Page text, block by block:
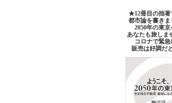
★12冊目の拙著
都市論を書きま
2050年の東京
あなたも旅しま
コロナで緊急
販売は好調だと